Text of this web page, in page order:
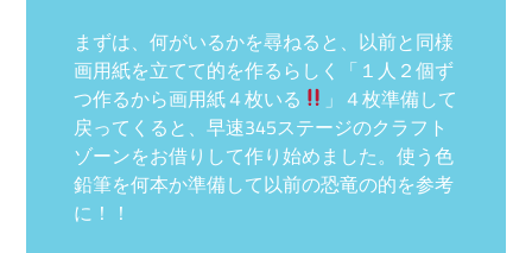
まずは、何がいるかを尋ねると、以前と同様
画用紙を立てて的を作るらしく「１人２個ず
つ作るから画用紙４枚いる
」４枚準備して
戻ってくると、早速345ステージのクラフト
ゾーンをお借りして作り始めました。使う色
鉛筆を何本か準備して以前の恐竜の的を参考
に！！